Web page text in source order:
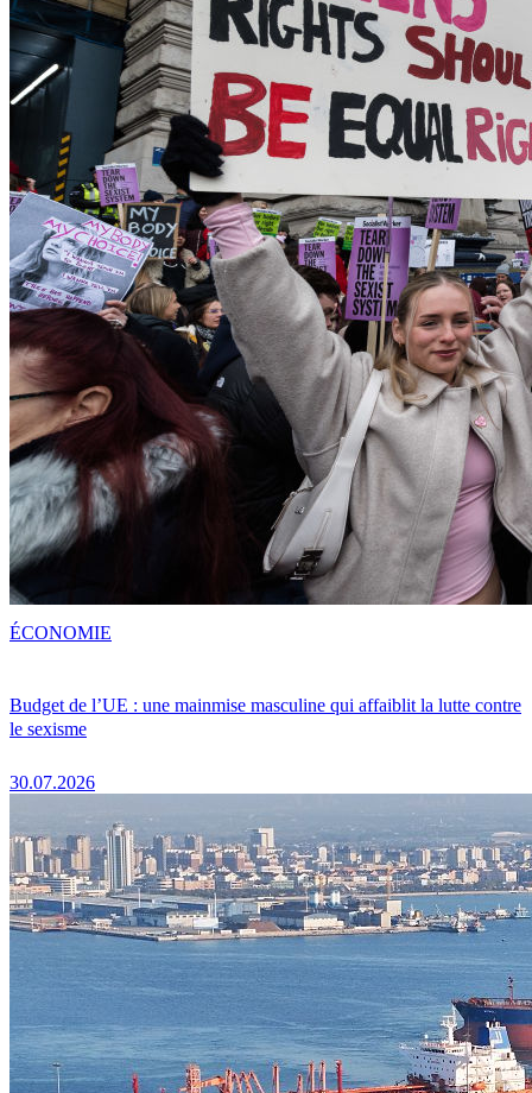
Budget de l’UE : une mainmise masculine qui affaiblit la lutte contre
le sexisme
30.07.2026
ÉCONOMIE